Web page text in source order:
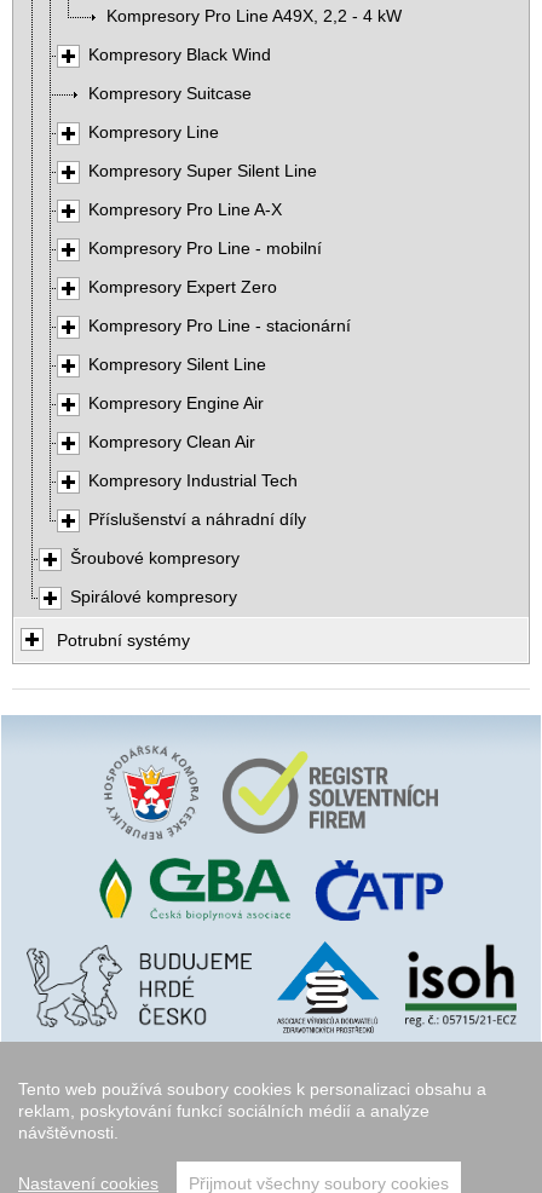
Tento web používá soubory cookies k personalizaci obsahu a
reklam, poskytování funkcí sociálních médií a analýze
návštěvnosti.
Nastavení cookies Přijmout všechny soubory cookies
Kompresory Pro Line A49X, 2,2 - 4 kW
Kompresory Black Wind
Kompresory Suitcase
Kompresory Line
Kompresory Super Silent Line
Kompresory Pro Line A-X
Kompresory Pro Line - mobilní
Kompresory Expert Zero
Kompresory Pro Line - stacionární
Kompresory Silent Line
Kompresory Engine Air
Kompresory Clean Air
Kompresory Industrial Tech
Příslušenství a náhradní díly
Šroubové kompresory
Spirálové kompresory
Potrubní systémy